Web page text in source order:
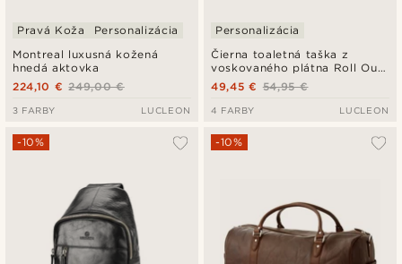
Montreal luxusná kožená
hnedá aktovka
Pravá Koža Personalizácia
249,00 €
224,10 €
3 FARBY LUCLEON
Čierna toaletná taška z
voskovaného plátna Roll Out
Grover
Personalizácia
54,95 €
49,45 €
4 FARBY LUCLEON
-10% -10%